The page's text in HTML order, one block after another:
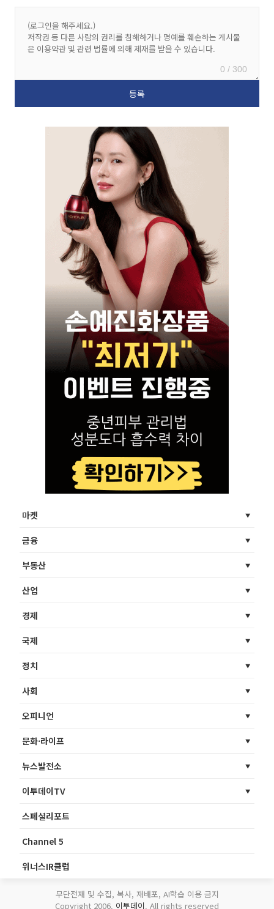
0 / 300
마켓
금융
부동산
산업
경제
국제
정치
사회
오피니언
문화·라이프
뉴스발전소
이투데이TV
스페셜리포트
Channel 5
위너스IR클럽
무단전재 및 수집, 복사, 재배포, AI학습 이용 금지
Copyright 2006. 이투데이. All rights reserved